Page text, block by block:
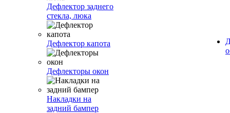
Дефлектор заднего
стекла, люка
Дефлектор капота
Дефлекторы окон
Накладки на
задний бампер